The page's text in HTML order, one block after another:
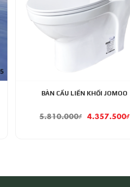
BÀN CẦU LIỀN KHỐI JOMOO
5.810.000₫ 4.357.500₫